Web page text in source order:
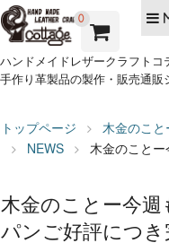
0
ハンドメイドレザークラフト
手作り革製品の製作・販売通販
トップページ
木金のこ
NEWS
木金のこと
木金のことー今週
パンご好評につ